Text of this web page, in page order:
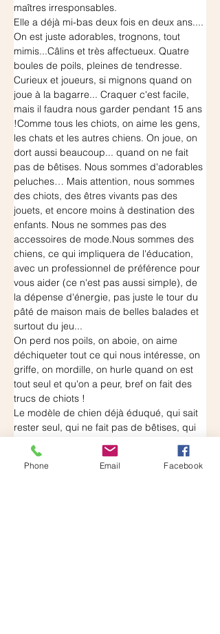
maîtres irresponsables.
Elle a déjà mi-bas deux fois en deux ans....
On est juste adorables, trognons, tout
mimis...Câlins et très affectueux. Quatre
boules de poils, pleines de tendresse.
Curieux et joueurs, si mignons quand on
joue à la bagarre... Craquer c'est facile,
mais il faudra nous garder pendant 15 ans
!Comme tous les chiots, on aime les gens,
les chats et les autres chiens. On joue, on
dort aussi beaucoup... quand on ne fait
pas de bêtises. Nous sommes d'adorables
peluches… Mais attention, nous sommes
des chiots, des êtres vivants pas des
jouets, et encore moins à destination des
enfants. Nous ne sommes pas des
accessoires de mode.Nous sommes des
chiens, ce qui impliquera de l'éducation,
avec un professionnel de préférence pour
vous aider (ce n'est pas aussi simple), de
la dépense d'énergie, pas juste le tour du
pâté de maison mais de belles balades et
surtout du jeu...
On perd nos poils, on aboie, on aime
déchiqueter tout ce qui nous intéresse, on
griffe, on mordille, on hurle quand on est
tout seul et qu'on a peur, bref on fait des
trucs de chiots !
Le modèle de chien déjà éduqué, qui sait
rester seul, qui ne fait pas de bêtises, qui
n'aboie pas, qui ne perd pas ses poils, qui
fait le ménage et sert l'apéro N''EXISTE
pas !
Phone Email Facebook